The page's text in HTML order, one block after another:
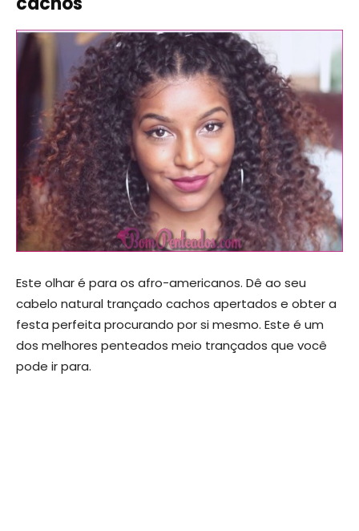
Este olhar é para os afro-americanos. Dê ao seu
cabelo natural trançado cachos apertados e obter a
festa perfeita procurando por si mesmo. Este é um
dos melhores penteados meio trançados que você
pode ir para.